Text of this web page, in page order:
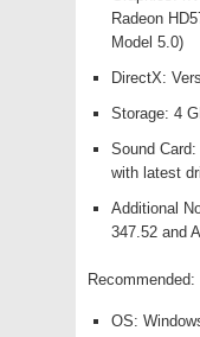
Radeon
Model 5.0)
DirectX:
Storage: 4
Sound
with latest
Additional
347.52 and
Recommended:
OS: